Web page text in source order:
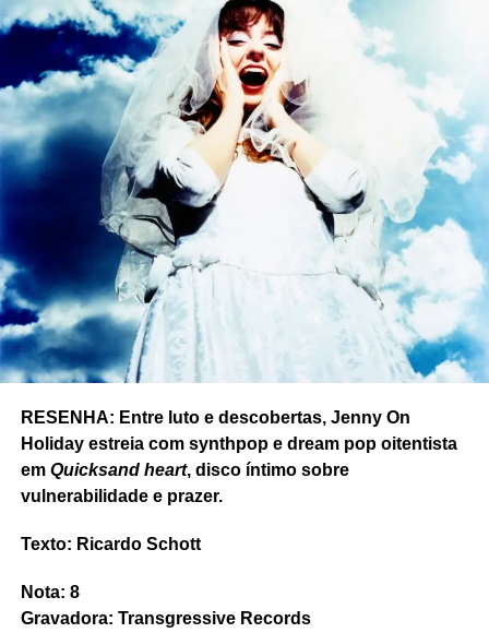
RESENHA: Entre luto e descobertas, Jenny On
Holiday estreia com synthpop e dream pop oitentista
em Quicksand heart, disco íntimo sobre
vulnerabilidade e prazer.
Texto: Ricardo Schott
Nota: 8
Gravadora: Transgressive Records